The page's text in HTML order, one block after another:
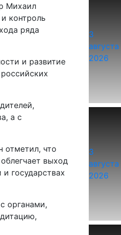
Михаил
контроль
ряда
и развитие
а с
отметил, что
выход
государствах
органами,
3
августа
2026
3
августа
2026